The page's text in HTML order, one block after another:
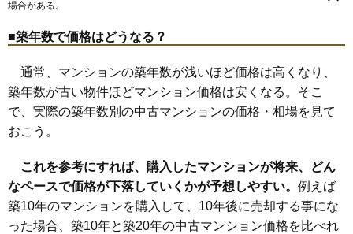
場合がある。
■築年数で価格はどうなる？
通常、マンションの築年数が浅いほど価格は高くなり、
築年数が古い物件ほどマンション価格は安くなる。そこ
で、実際の築年数別の中古マンションの価格・相場を見て
おこう。
これを参考にすれば、購入したマンションが将来、どん
なペースで価格が下落していくかが予想しやすい。 例えば
築10年のマンションを購入して、10年後に売却する事にな
った場合、築10年と築20年の中古マンション価格を比べれ
泉町内藤